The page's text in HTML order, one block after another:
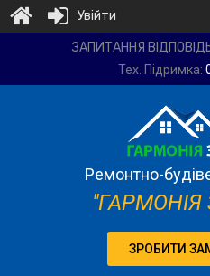
компанія
ЗАПИТАННЯ
Тех. Підримка:
Ремонтно-
ЗРОБИТИ
Увійти